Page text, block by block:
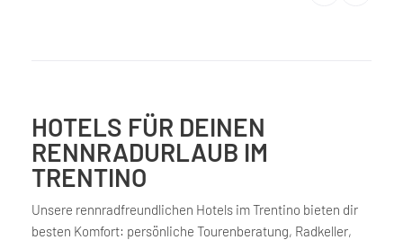
HOTELS FÜR DEINEN
RENNRADURLAUB IM
TRENTINO
Unsere rennradfreundlichen Hotels im Trentino bieten dir
besten Komfort: persönliche Tourenberatung, Radkeller,